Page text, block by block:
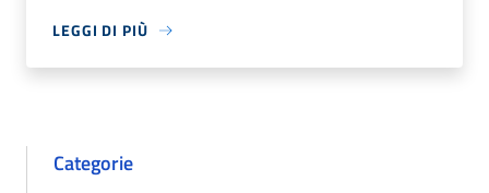
LEGGI DI PIÙ
Categorie